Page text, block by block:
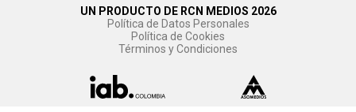
UN PRODUCTO DE RCN MEDIOS 2026
Política de Datos Personales
Política de Cookies
Términos y Condiciones